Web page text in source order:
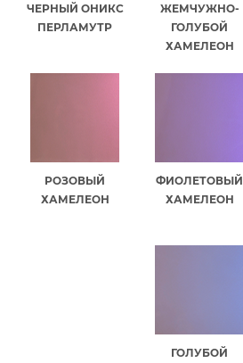
ЧЕРНЫЙ ОНИКС
ПЕРЛАМУТР
ЖЕМЧУЖНО-
ГОЛУБОЙ
ХАМЕЛЕОН
РОЗОВЫЙ
ХАМЕЛЕОН
ФИОЛЕТОВЫЙ
ХАМЕЛЕОН
ГОЛУБОЙ